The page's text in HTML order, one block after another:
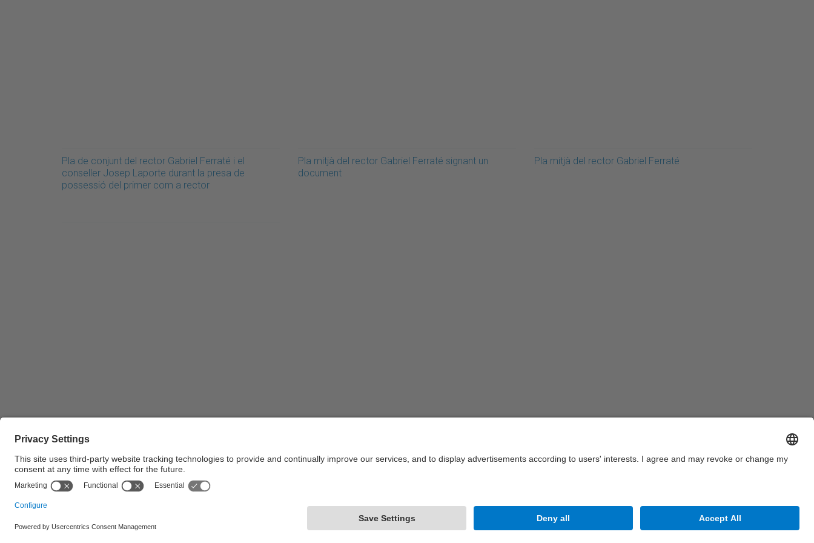
Pla de conjunt del rector Gabriel Ferraté i el
conseller Josep Laporte durant la presa de
possessió del primer com a rector
Pla mitjà del rector Gabriel Ferraté signant un
document
Pla mitjà del rector Gabriel Ferraté
Cartell de Francesc Torres per les eleccions a
rector de la UPC 2021
© UPC Universitat Politècnica de Catalunya · BarcelonaTech Legal warning Privacy settings